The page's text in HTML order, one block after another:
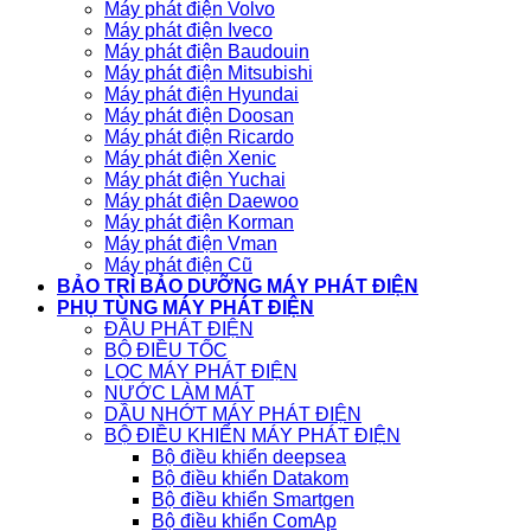
Máy phát điện Volvo
Máy phát điện Iveco
Máy phát điện Baudouin
Máy phát điện Mitsubishi
Máy phát điện Hyundai
Máy phát điện Doosan
Máy phát điện Ricardo
Máy phát điện Xenic
Máy phát điện Yuchai
Máy phát điện Daewoo
Máy phát điện Korman
Máy phát điện Vman
Máy phát điện Cũ
BẢO TRÌ BẢO DƯỠNG MÁY PHÁT ĐIỆN
PHỤ TÙNG MÁY PHÁT ĐIỆN
ĐẦU PHÁT ĐIỆN
BỘ ĐIỀU TỐC
LỌC MÁY PHÁT ĐIỆN
NƯỚC LÀM MÁT
DẦU NHỚT MÁY PHÁT ĐIỆN
BỘ ĐIỀU KHIỂN MÁY PHÁT ĐIỆN
Bộ điều khiển deepsea
Bộ điều khiển Datakom
Bộ điều khiển Smartgen
Bộ điều khiển ComAp